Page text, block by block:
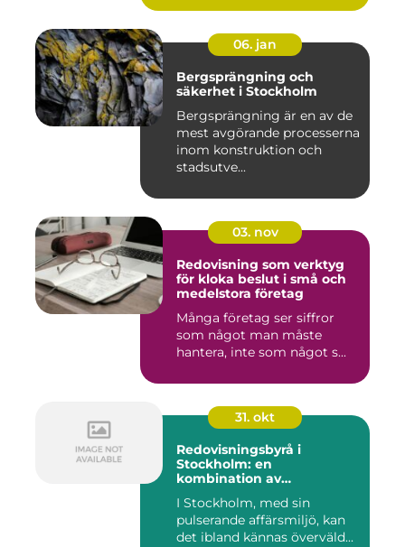
06. jan
Bergsprängning och
säkerhet i Stockholm
Bergsprängning är en av de
mest avgörande processerna
inom konstruktion och
stadsutve...
03. nov
Redovisning som verktyg
för kloka beslut i små och
medelstora företag
Många företag ser siffror
som något man måste
hantera, inte som något s...
31. okt
Redovisningsbyrå i
Stockholm: en
kombination av
personlig service
I Stockholm, med sin
pulserande affärsmiljö, kan
det ibland kännas överväld...